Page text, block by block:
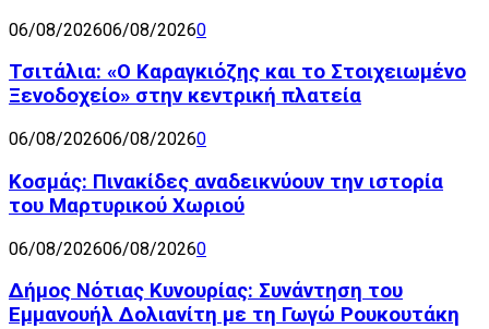
06/08/202606/08/20260
Τσιτάλια: «Ο Καραγκιόζης και το Στοιχειωμένο
Ξενοδοχείο» στην κεντρική πλατεία
06/08/202606/08/20260
Κοσμάς: Πινακίδες αναδεικνύουν την ιστορία
του Μαρτυρικού Χωριού
06/08/202606/08/20260
Δήμος Νότιας Κυνουρίας: Συνάντηση του
Εμμανουήλ Δολιανίτη με τη Γωγώ Ρουκουτάκη